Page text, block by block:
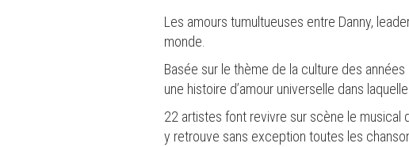
Les amours tumultueuses entre Danny,
monde.
Basée sur le thème de la culture des
une histoire d’amour universelle dans
22 artistes font revivre sur scène le musical
y retrouve sans exception toutes les